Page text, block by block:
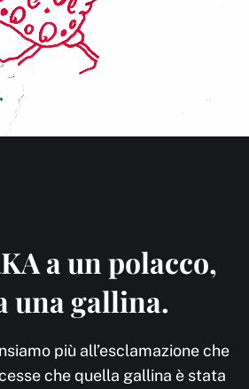
a un polacco,
una gallina.
più all’esclamazione che
che quella gallina è stata